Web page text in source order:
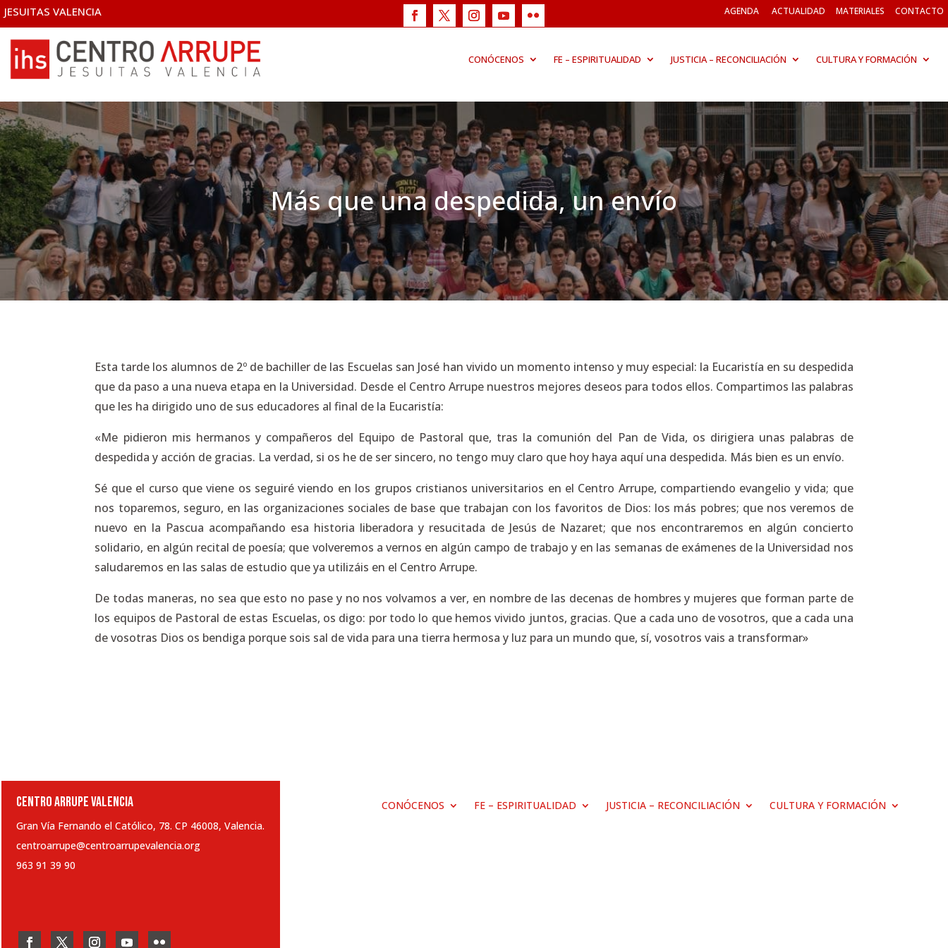
JESUITAS VALENCIA AGENDA ACTUALIDAD MATERIALES CONTACTO
CONÓCENOS FE – ESPIRITUALIDAD JUSTICIA – RECONCILIACIÓN CULTURA Y FORMACIÓN
Más que una despedida, un envío
Esta tarde los alumnos de 2º de bachiller de las Escuelas san José han vivido un momento intenso y muy especial: la Eucaristía en su despedida
que da paso a una nueva etapa en la Universidad. Desde el Centro Arrupe nuestros mejores deseos para todos ellos. Compartimos las palabras
que les ha dirigido uno de sus educadores al final de la Eucaristía:
«Me pidieron mis hermanos y compañeros del Equipo de Pastoral que, tras la comunión del Pan de Vida, os dirigiera unas palabras de
despedida y acción de gracias. La verdad, si os he de ser sincero, no tengo muy claro que hoy haya aquí una despedida. Más bien es un envío.
Sé que el curso que viene os seguiré viendo en los grupos cristianos universitarios en el Centro Arrupe, compartiendo evangelio y vida; que
nos toparemos, seguro, en las organizaciones sociales de base que trabajan con los favoritos de Dios: los más pobres; que nos veremos de
nuevo en la Pascua acompañando esa historia liberadora y resucitada de Jesús de Nazaret; que nos encontraremos en algún concierto
solidario, en algún recital de poesía; que volveremos a vernos en algún campo de trabajo y en las semanas de exámenes de la Universidad nos
saludaremos en las salas de estudio que ya utilizáis en el Centro Arrupe.
De todas maneras, no sea que esto no pase y no nos volvamos a ver, en nombre de las decenas de hombres y mujeres que forman parte de
los equipos de Pastoral de estas Escuelas, os digo: por todo lo que hemos vivido juntos, gracias. Que a cada uno de vosotros, que a cada una
de vosotras Dios os bendiga porque sois sal de vida para una tierra hermosa y luz para un mundo que, sí, vosotros vais a transformar»
CENTRO ARRUPE VALENCIA
Gran Vía Fernando el Católico, 78. CP 46008, Valencia.
centroarrupe@centroarrupevalencia.org
963 91 39 90
CONÓCENOS FE – ESPIRITUALIDAD JUSTICIA – RECONCILIACIÓN CULTURA Y FORMACIÓN